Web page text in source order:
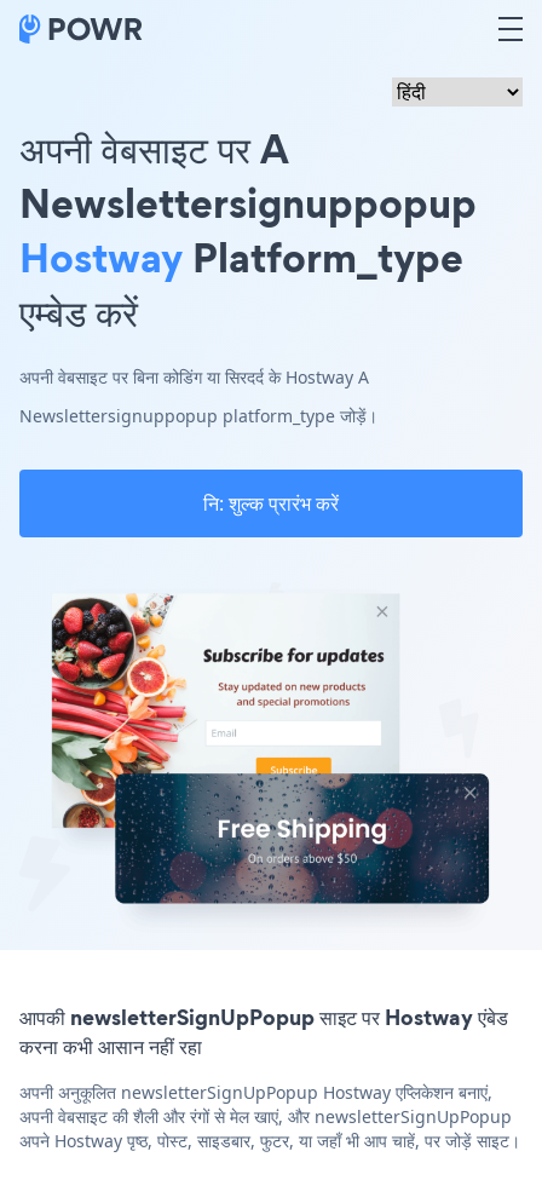
अपनी वेबसाइट पर A
Newslettersignuppopup
Hostway Platform_type
एम्बेड करें
अपनी वेबसाइट पर बिना कोडिंग या सिरदर्द के Hostway A
Newslettersignuppopup platform_type जोड़ें।
नि: शुल्क प्रारंभ करें
आपकी newsletterSignUpPopup साइट पर Hostway एंबेड
करना कभी आसान नहीं रहा
अपनी अनुकूलित newsletterSignUpPopup Hostway एप्लिकेशन बनाएं,
अपनी वेबसाइट की शैली और रंगों से मेल खाएं, और newsletterSignUpPopup
अपने Hostway पृष्ठ, पोस्ट, साइडबार, फुटर, या जहाँ भी आप चाहें, पर जोड़ें साइट।